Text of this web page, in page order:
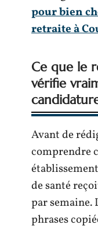
pour bien
retraite à
Ce que le
vérifie
Avant de
comprendre
de santé
par semaine.
phrases